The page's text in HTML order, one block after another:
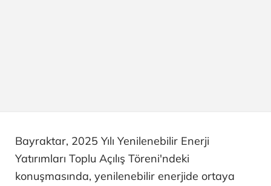
Bayraktar, 2025 Yılı Yenilenebilir Enerji
Yatırımları Toplu Açılış Töreni'ndeki
konuşmasında, yenilenebilir enerjide ortaya